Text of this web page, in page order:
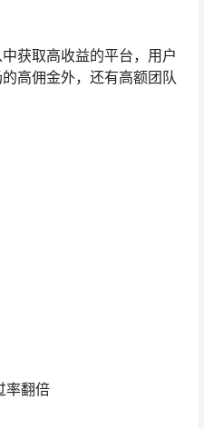
获取高收益的平台，用户
高佣金外，还有高额团队
率翻倍